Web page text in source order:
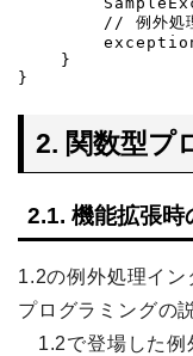
// 例外処理
    }
}
2. 関数型プ
2.1. 機能拡張時
1.2の例外処理イ
プログラミングの
1.2で登場した例